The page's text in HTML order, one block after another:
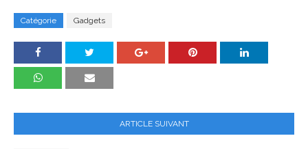
Catégorie Gadgets
ARTICLE SUIVANT